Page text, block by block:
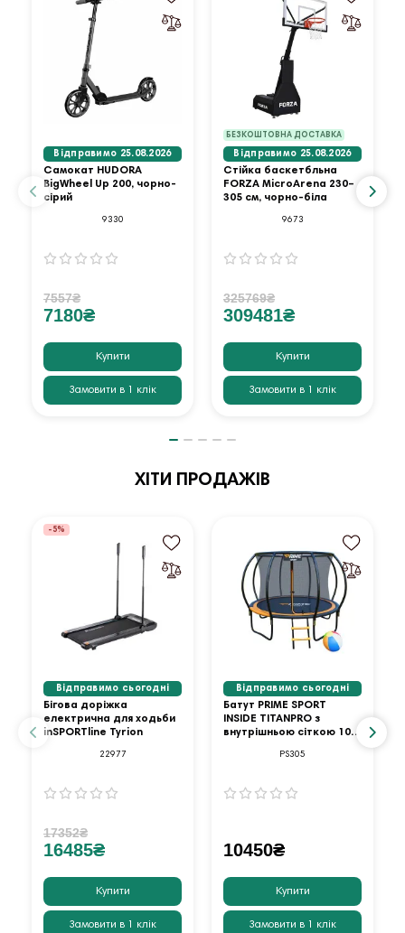
Відправимо 25.08.2026
Самокат HUDORA
BigWheel Up 200, чорно-
сірий
9330
7557₴
7180₴
Купити
Замовити в 1 клік
БЕЗКОШТОВНА ДОСТАВКА
Відправимо 25.08.2026
Стійка баскетбльна
FORZA MicroArena 230–
305 см, чорно-біла
9673
325769₴
309481₴
Купити
Замовити в 1 клік
ХІТИ ПРОДАЖІВ
-5%
Відправимо сьогодні
Бігова доріжка
електрична для ходьби
inSPORTline Tyrion
22977
17352₴
16485₴
Купити
Замовити в 1 клік
Відправимо сьогодні
Батут PRIME SPORT
INSIDE TITANPRO з
внутрішньою сіткою 10
PS305
10450₴
Купити
Замовити в 1 клік